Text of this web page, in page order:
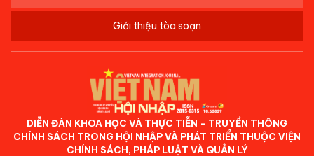
Giới thiệu tòa soạn
DIỄN ĐÀN KHOA HỌC VÀ THỰC TIỄN - TRUYỀN THÔNG
CHÍNH SÁCH TRONG HỘI NHẬP VÀ PHÁT TRIỂN THUỘC VIỆN
CHÍNH SÁCH, PHÁP LUẬT VÀ QUẢN LÝ